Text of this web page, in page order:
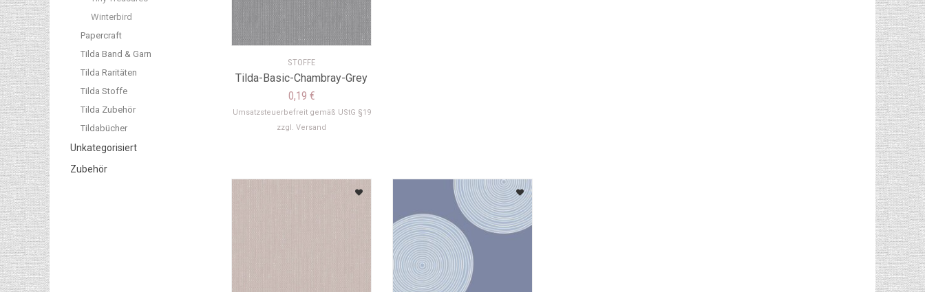
STOFFE
Tilda-Basic-Chambray-Grey
0,19 €
Umsatzsteuerbefreit gemäß UStG §19
zzgl. Versand
Winterbird
Papercraft
Tilda Band & Garn
Tilda Raritäten
Tilda Stoffe
Tilda Zubehör
Tildabücher
Unkategorisiert
Zubehör